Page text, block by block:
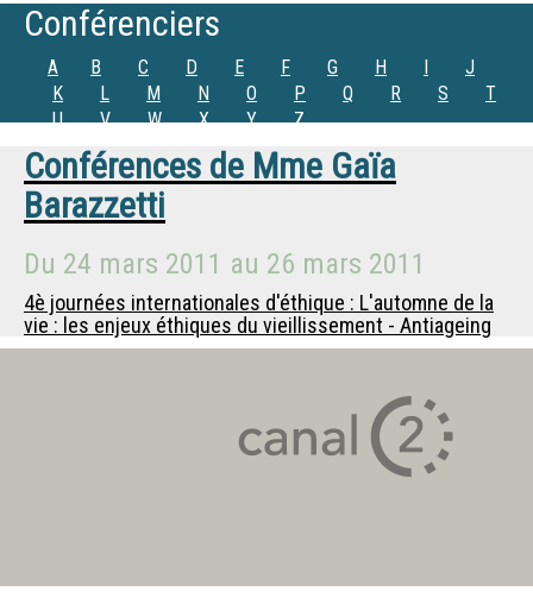
Conférenciers
A B C D E F G H I
J
K
L M N O P Q R S
T
U
V W X Y Z
Conférences de Mme Gaïa
Barazzetti
Du 24 mars 2011 au 26 mars 2011
4è journées internationales d'éthique : L'automne de la
vie : les enjeux éthiques du vieillissement - Antiageing